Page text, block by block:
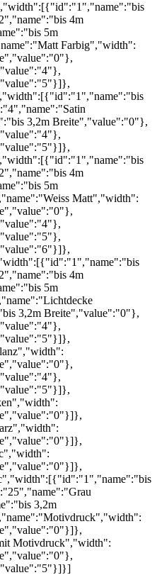
4m
5m
Farbig","width":
3,2m Breite","value":"0"},
4m
5m
Matt","width":
4m
5m
3,2m Breite","value":"0"},
3,2m
Motivdruck","width":